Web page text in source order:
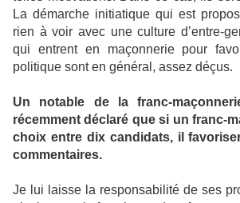
La démarche initiatique qui est
rien à voir avec une culture d’entre-
qui entrent en maçonnerie pour
politique sont en général, assez déçus.
Un notable de la franc-
récemment déclaré que si un franc-
choix entre dix candidats, il
commentaires.
Je lui laisse la responsabilité de ses